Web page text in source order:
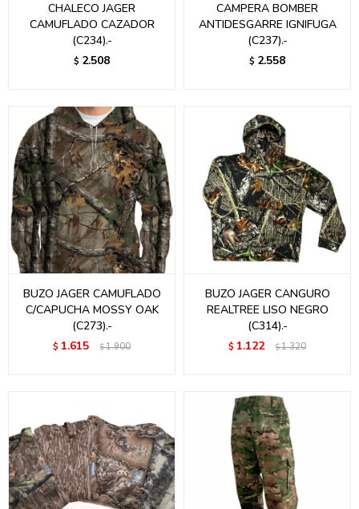
CHALECO JAGER
CAMUFLADO CAZADOR
(C234).-
$ 2.508
CAMPERA BOMBER
ANTIDESGARRE IGNIFUGA
(C237).-
$ 2.558
BUZO JAGER CAMUFLADO
C/CAPUCHA MOSSY OAK
(C273).-
$ 1.615 $1.900
BUZO JAGER CANGURO
REALTREE LISO NEGRO
(C314).-
$ 1.122 $1.320